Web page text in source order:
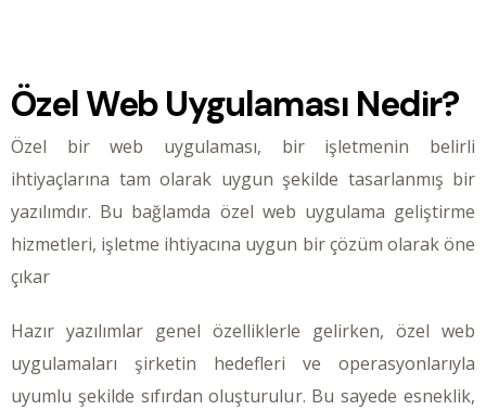
Özel Web Uygulaması Nedir?
Özel bir web uygulaması, bir işletmenin belirli
ihtiyaçlarına tam olarak uygun şekilde tasarlanmış bir
yazılımdır. Bu bağlamda özel web uygulama geliştirme
hizmetleri, işletme ihtiyacına uygun bir çözüm olarak öne
çıkar
Hazır yazılımlar genel özelliklerle gelirken, özel web
uygulamaları şirketin hedefleri ve operasyonlarıyla
uyumlu şekilde sıfırdan oluşturulur. Bu sayede esneklik,